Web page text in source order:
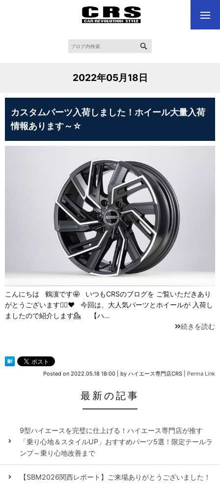
2022年05月18日
カスタムパーツ入荷しました！ホイール大量入荷
情報あります～☆
こんにちは 鶴濵です🤩 いつもCRSのブログを ご覧いただきあり
がとうございます🙇‍♀️❤ 今回は、大人気パーツとホイールが 入荷し
ましたので紹介します💁 【ハ…
続きを読む
Posted on 2022.05.18 18:00 by ハイエース専門店CRS Perma Link
最新の記事
9型ハイエースを完璧に仕上げる！ハイエース専門店が推す
「乗り心地＆スタイルUP」おすすめパーツ5選！限定テールラ
ンプ～乗り心地改善まで
【SBM2026関西レポート】ご来場ありがとうございました！